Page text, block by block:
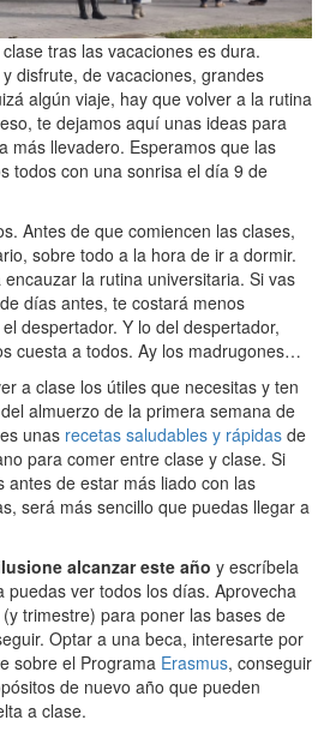
tras las vacaciones es dura.
disfrute, de vacaciones, grandes
algún viaje, hay que volver a la rutina
te dejamos aquí unas ideas para
más llevadero. Esperamos que las
todos con una sonrisa el día 9 de
Antes de que comiencen las clases,
sobre todo a la hora de ir a dormir.
la rutina universitaria. Si vas
días antes, te costará menos
despertador. Y lo del despertador,
cuesta a todos. Ay los madrugones…
a clase los útiles que necesitas y ten
almuerzo de la primera semana de
unas recetas saludables y rápidas de
para comer entre clase y clase. Si
antes de estar más liado con las
será más sencillo que puedas llegar a
alcanzar este año y escríbela
puedas ver todos los días. Aprovecha
trimestre) para poner las bases de
Optar a una beca, interesarte por
sobre el Programa Erasmus, conseguir
de nuevo año que pueden
a clase.